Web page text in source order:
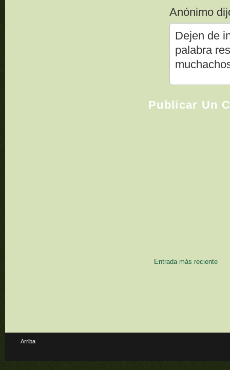
Anónimo
Dejen de
palabra
Publicar Un
Entrada más reciente
Arriba